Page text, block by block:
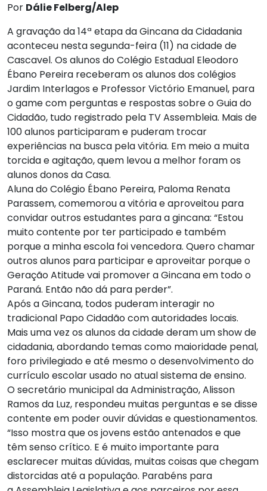
Por Dálie Felberg/Alep
A gravação da 14ª etapa da Gincana da Cidadania
aconteceu nesta segunda-feira (11) na cidade de
Cascavel. Os alunos do Colégio Estadual Eleodoro
Ébano Pereira receberam os alunos dos colégios
Jardim Interlagos e Professor Victório Emanuel, para
o game com perguntas e respostas sobre o Guia do
Cidadão, tudo registrado pela TV Assembleia. Mais de
100 alunos participaram e puderam trocar
experiências na busca pela vitória. Em meio a muita
torcida e agitação, quem levou a melhor foram os
alunos donos da Casa.
Aluna do Colégio Ébano Pereira, Paloma Renata
Parassem, comemorou a vitória e aproveitou para
convidar outros estudantes para a gincana: “Estou
muito contente por ter participado e também
porque a minha escola foi vencedora. Quero chamar
outros alunos para participar e aproveitar porque o
Geração Atitude vai promover a Gincana em todo o
Paraná. Então não dá para perder”.
Após a Gincana, todos puderam interagir no
tradicional Papo Cidadão com autoridades locais.
Mais uma vez os alunos da cidade deram um show de
cidadania, abordando temas como maioridade penal,
foro privilegiado e até mesmo o desenvolvimento do
currículo escolar usado no atual sistema de ensino.
O secretário municipal da Administração, Alisson
Ramos da Luz, respondeu muitas perguntas e se disse
contente em poder ouvir dúvidas e questionamentos.
“Isso mostra que os jovens estão antenados e que
têm senso crítico. E é muito importante para
esclarecer muitas dúvidas, muitas coisas que chegam
distorcidas até a população. Parabéns para